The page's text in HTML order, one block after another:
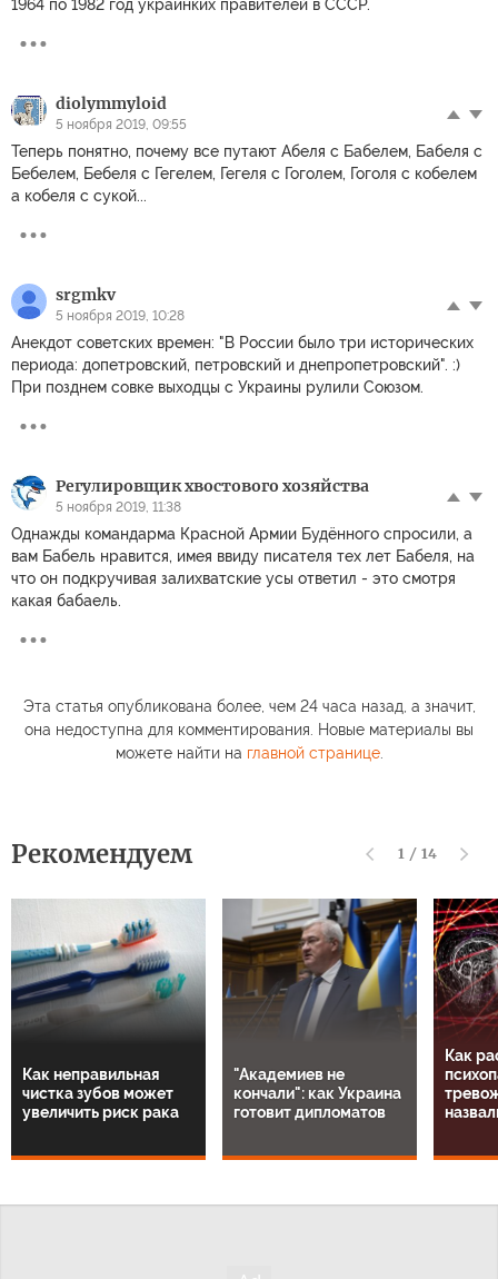
1964 по 1982 год украинких правителей в СССР.
diolymmyloid
5 ноября 2019, 09:55
Теперь понятно, почему все путают Абеля с Бабелем, Бабеля с
Бебелем, Бебеля с Гегелем, Гегеля с Гоголем, Гоголя с кобелем
а кобеля с сукой...
srgmkv
5 ноября 2019, 10:28
Анекдот советских времен: "В России было три исторических
периода: допетровский, петровский и днепропетровский". :)
При позднем совке выходцы с Украины рулили Союзом.
Регулировщик хвостового хозяйства
5 ноября 2019, 11:38
Однажды командарма Красной Армии Будённого спросили, а
вам Бабель нравится, имея ввиду писателя тех лет Бабеля, на
что он подкручивая залихватские усы ответил - это смотря
какая бабаель.
Эта статья опубликована более, чем 24 часа назад, а значит,
она недоступна для комментирования. Новые материалы вы
можете найти на главной странице.
Рекомендуем 1 / 14
Как неправильная
чистка зубов может
увеличить риск рака
"Академиев не
кончали": как Украина
готовит дипломатов
Как